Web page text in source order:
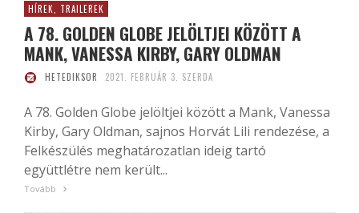
HÍREK, TRAILEREK
A 78. GOLDEN GLOBE JELÖLTJEI KÖZÖTT A
MANK, VANESSA KIRBY, GARY OLDMAN
HETEDIKSOR 2021. FEBRUÁR 3. SZERDA
A 78. Golden Globe jelöltjei között a Mank, Vanessa
Kirby, Gary Oldman, sajnos Horvát Lili rendezése, a
Felkészülés meghatározatlan ideig tartó
együttlétre nem került...
Tovább